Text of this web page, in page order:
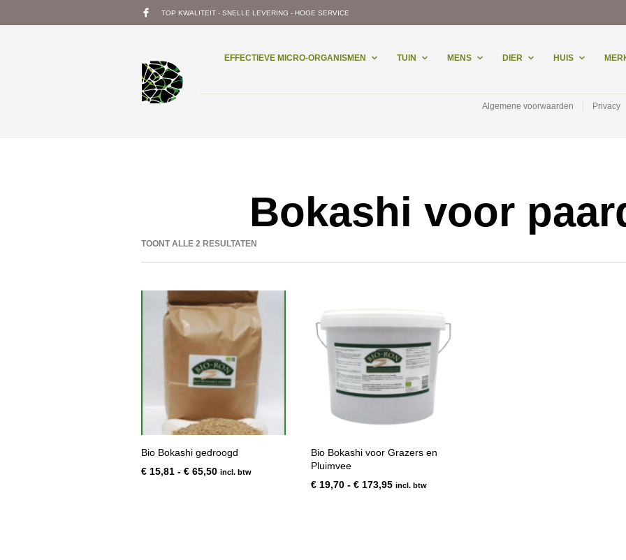
TOP KWALITEIT - SNELLE LEVERING - HOGE SERVICE
EFFECTIEVE MICRO-ORGANISMEN TUIN MENS DIER HUIS
Algemene voorwaarden Privacy
Bokashi voor
TOONT ALLE 2 RESULTATEN
Bio Bokashi gedroogd
€ 15,81 - € 65,50Prijsklasse:
incl. btw
Bio Bokashi voor Grazers en
Pluimvee
€19,70 - €173,95Prijsklasse:
incl. btw